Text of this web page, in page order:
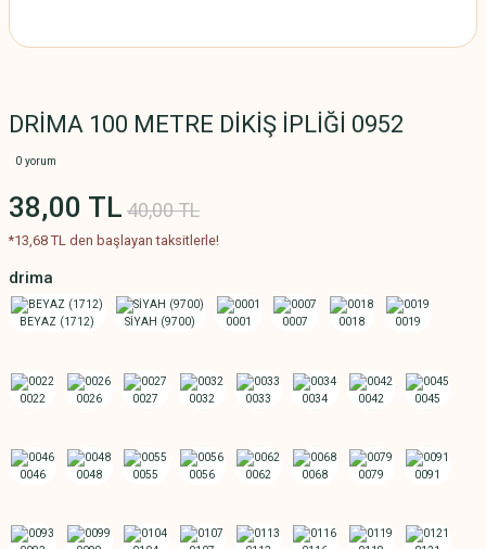
DRİMA 100 METRE DİKİŞ İPLİĞİ 0952
0 yorum
38,00 TL 40,00 TL
*13,68 TL den başlayan taksitlerle!
drima